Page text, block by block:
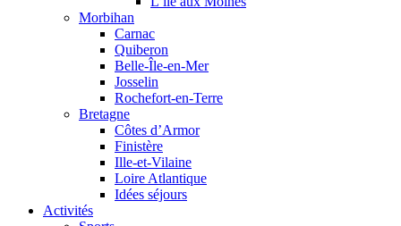
Morbihan
Carnac
Quiberon
Belle-Île-en-Mer
Josselin
Rochefort-en-Terre
Bretagne
Côtes d’Armor
Finistère
Ille-et-Vilaine
Loire Atlantique
Idées séjours
Activités